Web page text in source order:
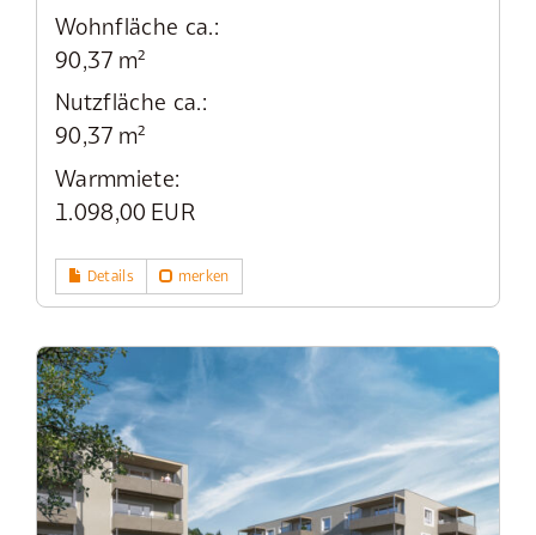
Wohnfläche ca.:
90,37 m²
Nutzfläche ca.:
90,37 m²
Warmmiete:
1.098,00 EUR
Details merken